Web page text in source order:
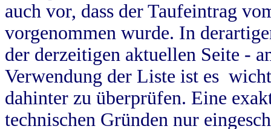
auch vor, dass der Taufeintrag
vorgenommen wurde. In
der derzeitigen aktuellen Seite -
Verwendung der Liste ist es
dahinter zu überprüfen. Eine
technischen Gründen nur